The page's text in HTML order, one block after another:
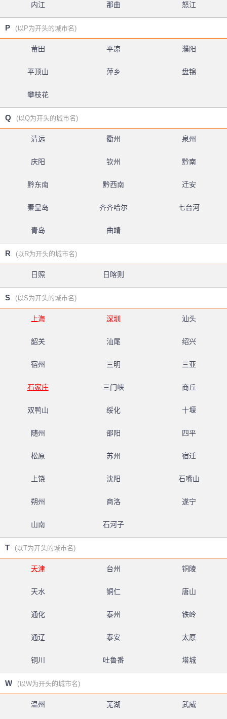
内江 那曲 怒江
P (以P为开头的城市名)
莆田 平凉 濮阳
平顶山 萍乡 盘锦
攀枝花
Q (以Q为开头的城市名)
清远 衢州 泉州
庆阳 钦州 黔南
黔东南 黔西南 迁安
秦皇岛 齐齐哈尔 七台河
青岛 曲靖
R (以R为开头的城市名)
日照 日喀则
S (以S为开头的城市名)
上海 深圳 汕头
韶关 汕尾 绍兴
宿州 三明 三亚
石家庄 三门峡 商丘
双鸭山 绥化 十堰
随州 邵阳 四平
松原 苏州 宿迁
上饶 沈阳 石嘴山
朔州 商洛 遂宁
山南 石河子
T (以T为开头的城市名)
天津 台州 铜陵
天水 铜仁 唐山
通化 泰州 铁岭
通辽 泰安 太原
铜川 吐鲁番 塔城
W (以W为开头的城市名)
温州 芜湖 武威